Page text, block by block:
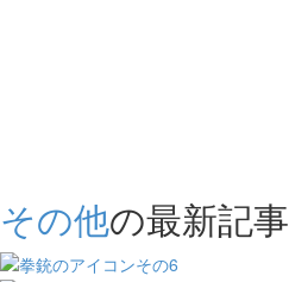
その他の最新記事